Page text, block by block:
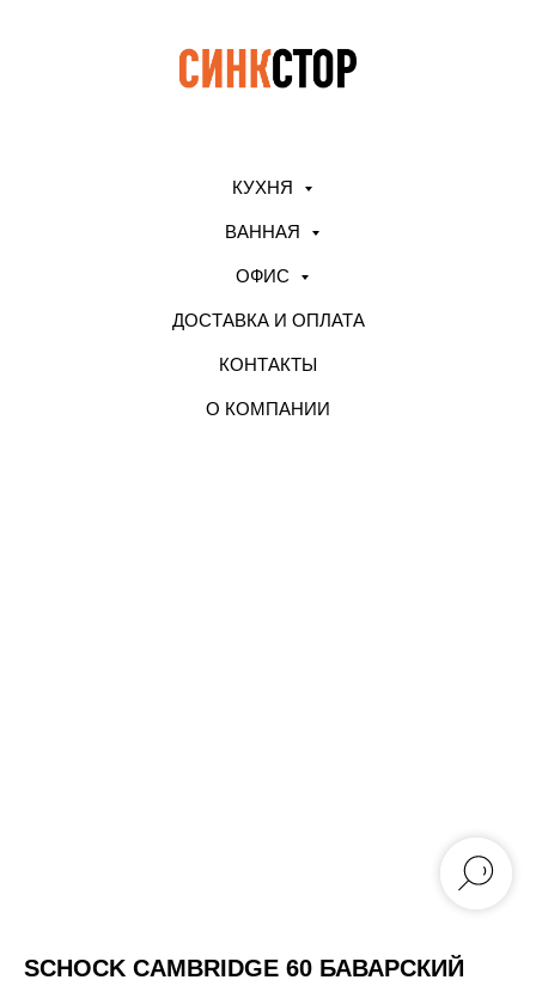
КУХНЯ
ВАННАЯ
ОФИС
ДОСТАВКА И ОПЛАТА
КОНТАКТЫ
О КОМПАНИИ
SCHOCK CAMBRIDGE 60 БАВАРСКИЙ